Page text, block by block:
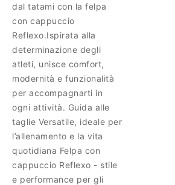
dal tatami con la felpa
con cappuccio
Reflexo.Ispirata alla
determinazione degli
atleti, unisce comfort,
modernità e funzionalità
per accompagnarti in
ogni attività. Guida alle
taglie Versatile, ideale per
l’allenamento e la vita
quotidiana Felpa con
cappuccio Reflexo - stile
e performance per gli